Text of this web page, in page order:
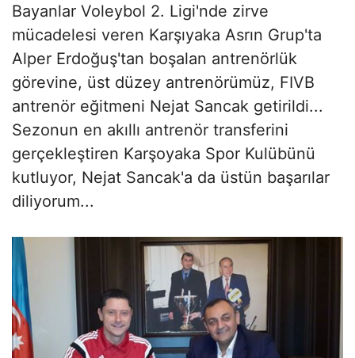
Bayanlar Voleybol 2. Ligi'nde zirve
mücadelesi veren Karşıyaka Asrın Grup'ta
Alper Erdoğuş'tan boşalan antrenörlük
görevine, üst düzey antrenörümüz, FIVB
antrenör eğitmeni Nejat Sancak getirildi...
Sezonun en akıllı antrenör transferini
gerçekleştiren Karşoyaka Spor Kulübünü
kutluyor, Nejat Sancak'a da üstün başarılar
diliyorum...